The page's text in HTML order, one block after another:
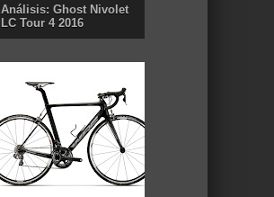
Análisis: Ghost Nivolet
LC Tour 4 2016